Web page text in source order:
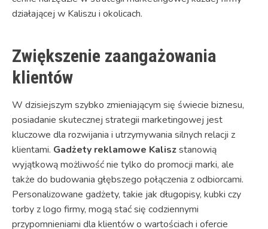
działającej w Kaliszu i okolicach.
Zwiększenie zaangażowania
klientów
W dzisiejszym szybko zmieniającym się świecie biznesu,
posiadanie skutecznej strategii marketingowej jest
kluczowe dla rozwijania i utrzymywania silnych relacji z
klientami. Gadżety reklamowe Kaliszstanowią
wyjątkową możliwość nie tylko do promocji marki, ale
także do budowania głębszego połączenia z odbiorcami.
Personalizowane gadżety, takie jak długopisy, kubki czy
torby z logo firmy, mogą stać się codziennymi
przypomnieniami dla klientów o wartościach i ofercie